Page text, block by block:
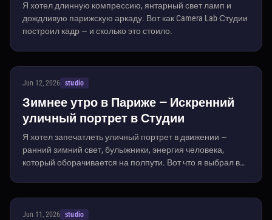
Я хотел длинную компрессию, янтарный свет ламп и
дождливую парижскую аркаду. Вот как Camera Lab Студии
построил кадр — и сколько это стоило.
Jun 12, 2026 studio
Зимнее утро в Париже — Искренний
уличный портрет в Студии
Я хотел запечатлеть уличный портрет в движении —
ранний зимний свет, булыжники, энергия человека,
который оборачивается на полпути. Вот что я выбрал в
Jun 11, 2026 studio